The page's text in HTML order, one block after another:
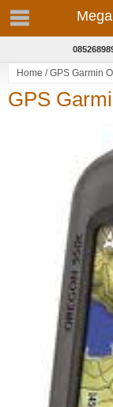
Home /GPS Garmin
GPS